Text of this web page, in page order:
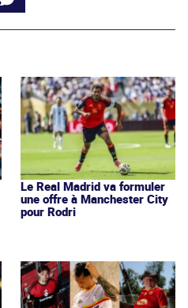
Le Real Madrid va formuler
une offre à Manchester City
pour Rodri